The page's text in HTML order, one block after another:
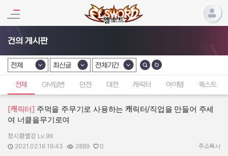
건의 게시판
카테고리 선택
전체
카테고리 선택
최신글
카테고리 선택
전체기간
전체 GM답변 던전 대전 캐릭터 아이템 퀘스트
[캐릭터] 주먹을 주무기로 사용하는 캐릭터/직업을 만들어 주세
여 너클을무기로여
작성자:
정지환빨강 Lv.99
작성일:
2021.02.16 16:43
조회수:
2889
추천수:
0 주소복사